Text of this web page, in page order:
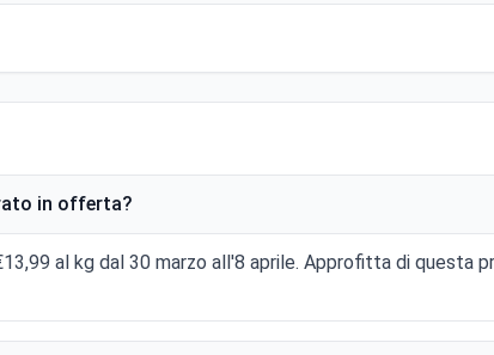
in offerta?
al kg dal 30 marzo all'8 aprile. Approfitta di questa